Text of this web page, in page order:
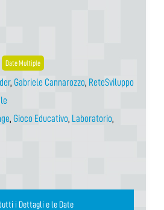
Date Multiple
, Gabriele Cannarozzo, ReteSviluppo
, Gioco Educativo, Laboratorio,
i Dettagli e le Date